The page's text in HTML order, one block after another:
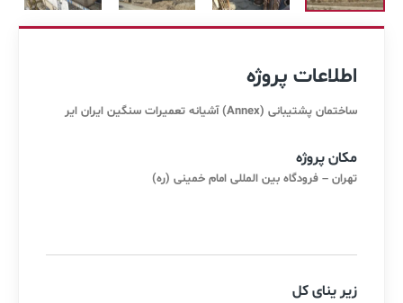
اطلاعات پروژه
ساختمان پشتیبانی (Annex) آشیانه تعمیرات سنگین ایران ایر
مکان پروژه
تهران – فرودگاه بین المللی امام خمینی (ره)
زیر ینای کل